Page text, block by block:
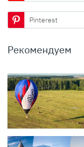
Pinterest
Рекомендуем